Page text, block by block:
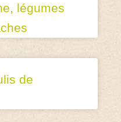
légumes
de